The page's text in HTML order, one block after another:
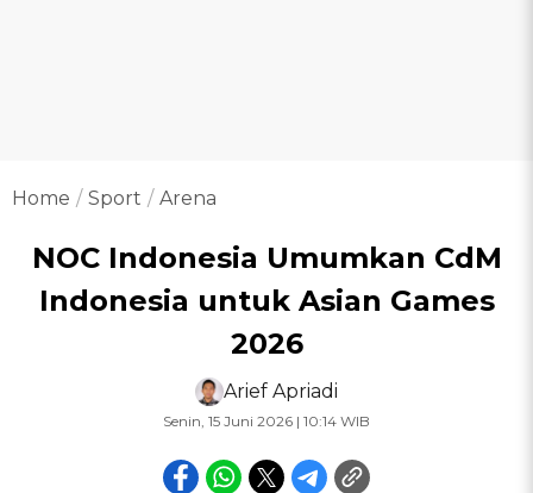
Home Sport Arena
NOC Indonesia Umumkan CdM
Indonesia untuk Asian Games
2026
Arief Apriadi
Senin, 15 Juni 2026 | 10:14 WIB